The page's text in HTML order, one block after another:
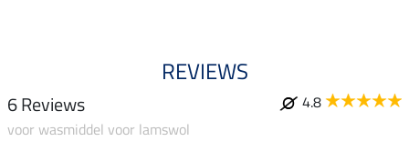
REVIEWS
6 Reviews
4.8
voor wasmiddel voor lamswol